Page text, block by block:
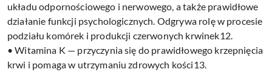
układu odpornościowego i nerwowego, a także prawidłowe
działanie funkcji psychologicznych. Odgrywa rolę w procesie
podziału komórek i produkcji czerwonych krwinek12.
• Witamina K — przyczynia się do prawidłowego krzepnięcia
krwi i pomaga w utrzymaniu zdrowych kości13.